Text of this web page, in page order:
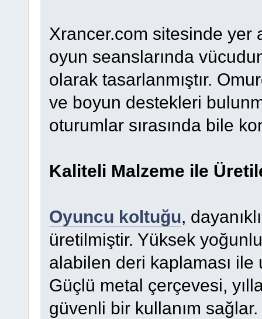
Xrancer.com sitesinde yer
oyun seanslarında
olarak tasarlanmıştır.
ve boyun destekleri
oturumlar sırasında bile
Kaliteli Malzeme ile
Oyuncu koltuğu,
üretilmiştir. Yüksek
alabilen deri kaplaması ile
Güçlü metal çerçevesi,
güvenli bir kullanım sağlar.